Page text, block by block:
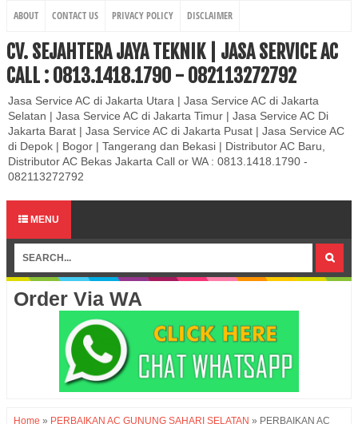
ABOUT CONTACT US PRIVACY POLICY DISCLAIMER
CV. SEJAHTERA JAYA TEKNIK | JASA SERVICE AC
CALL : 0813.1418.1790 - 082113272792
Jasa Service AC di Jakarta Utara | Jasa Service AC di Jakarta
Selatan | Jasa Service AC di Jakarta Timur | Jasa Service AC Di
Jakarta Barat | Jasa Service AC di Jakarta Pusat | Jasa Service AC
di Depok | Bogor | Tangerang dan Bekasi | Distributor AC Baru,
Distributor AC Bekas Jakarta Call or WA : 0813.1418.1790 -
082113272792
MENU
Order Via WA
Home » PERBAIKAN AC GUNUNG SAHARI SELATAN » PERBAIKAN AC